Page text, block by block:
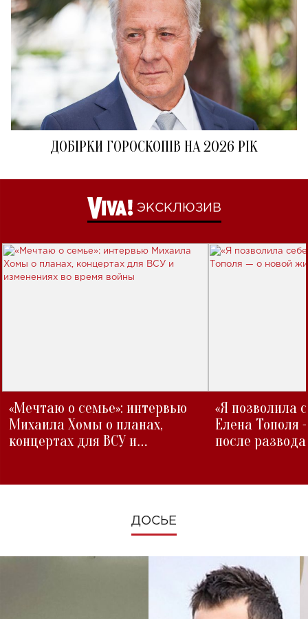
ДОБІРКИ ГОРОСКОПІВ НА 2026 РІК
ЭКСКЛЮЗИВ
«Мечтаю о семье»: интервью
Михаила Хомы о планах,
концертах для ВСУ и
«Я позволила
Елена Тополя
после развода
ДОСЬЕ